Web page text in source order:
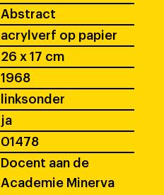
Abstract
acrylverf op papier
26 x 17 cm
1968
linksonder
ja
01478
Docent aan de
Academie Minerva